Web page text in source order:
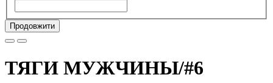
Продовжити
ТЯГИ МУЖЧИНЫ/#6